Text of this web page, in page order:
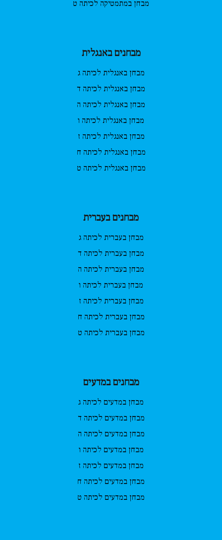
מבחן במתמטיקה לכיתה ט
מבחנים באנגלית
מבחן באנגלית לכיתה ג
מבחן באנגלית לכיתה ד
מבחן באנגלית לכיתה ה
מבחן באנגלית לכיתה ו
מבחן באנגלית לכיתה ז
מבחן באנגלית לכיתה ח
מבחן באנגלית לכיתה ט
מבחנים בעברית
מבחן בעברית לכיתה ג
מבחן בעברית לכיתה ד
מבחן בעברית לכיתה ה
מבחן בעברית לכיתה ו
מבחן בעברית לכיתה ז
מבחן בעברית לכיתה ח
מבחן בעברית לכיתה ט
מבחנים במדעים
מבחן במדעים לכיתה ג
מבחן במדעים לכיתה ד
מבחן במדעים לכיתה ה
מבחן במדעים לכיתה ו
מבחן במדעים לכיתה ז
מבחן במדעים לכיתה ח
מבחן במדעים לכיתה ט